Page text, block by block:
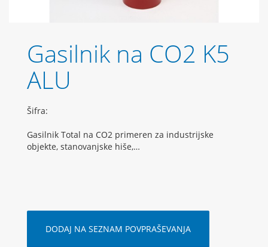
Gasilnik na CO2 K5
ALU
Šifra:
Gasilnik Total na CO2 primeren za industrijske
objekte, stanovanjske hiše,…
DODAJ NA SEZNAM POVPRAŠEVANJA